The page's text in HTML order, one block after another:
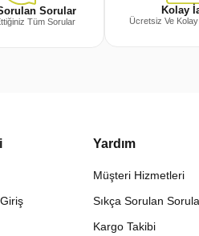
Sorular
Tüm Sorular
Kolay
Ücretsiz Ve Kolay
Yardım
Müşteri Hizmetleri
Sıkça Sorulan
Kargo Takibi